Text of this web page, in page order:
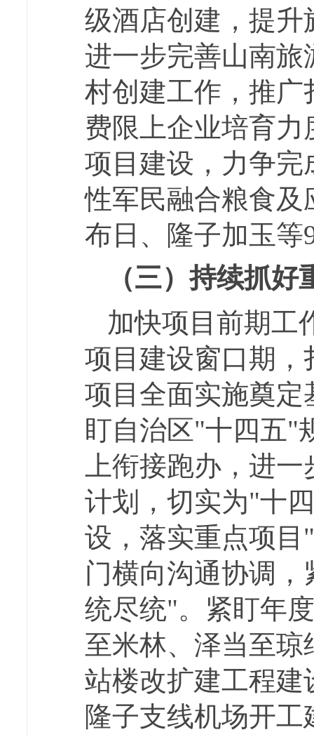
级酒店创建，提
进一步完善山南
村创建工作，推
费限上企业培育
项目建设，力争完
性军民融合粮食
布日、隆子加玉等
（三）持续抓
加快项目前期工
项目建设窗口期
项目全面实施奠
盯自治区"十四五"
上衔接跑办，进
计划，切实为"十
设，落实重点项
门横向沟通协调
统尽统"。紧盯年
至米林、泽当至
站楼改扩建工程
隆子支线机场开